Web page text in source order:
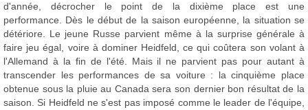
d'année, décrocher le point de la dixième place est une
performance. Dès le début de la saison européenne, la situation se
détériore. Le jeune Russe parvient même à la surprise générale à
faire jeu égal, voire à dominer Heidfeld, ce qui coûtera son volant à
l'Allemand à la fin de l'été. Mais il ne parvient pas pour autant à
transcender les performances de sa voiture : la cinquième place
obtenue sous la pluie au Canada sera son dernier bon résultat de la
saison. Si Heidfeld ne s'est pas imposé comme le leader de l'équipe,